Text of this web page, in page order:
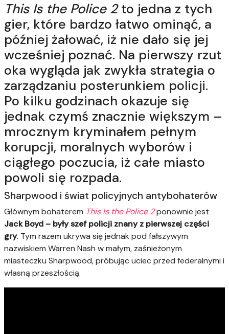
This Is the Police 2to jedna z tych
gier, które bardzo łatwo ominąć, a
później żałować, iż nie dało się jej
wcześniej poznać. Na pierwszy rzut
oka wygląda jak zwykła strategia o
zarządzaniu posterunkiem policji.
Po kilku godzinach okazuje się
jednak czymś znacznie większym –
mrocznym kryminałem pełnym
korupcji, moralnych wyborów i
ciągłego poczucia, iż całe miasto
powoli się rozpada.
Sharpwood i świat policyjnych antybohaterów
Głównym bohaterem This Is the Police 2ponownie jest
Jack Boyd – były szef policji znany z pierwszej części
gry. Tym razem ukrywa się jednak pod fałszywym
nazwiskiem Warren Nash w małym, zaśnieżonym
miasteczku Sharpwood, próbując uciec przed federalnymi i
własną przeszłością.